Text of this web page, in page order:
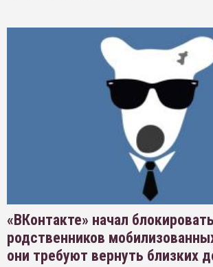
«ВКонтакте» начал
родственников
они требуют вернуть близких